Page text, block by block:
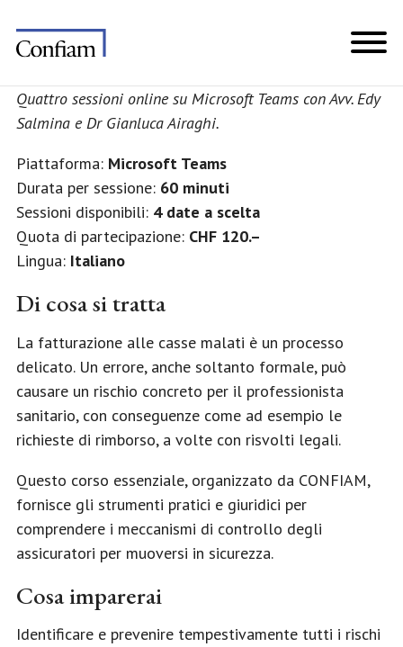
Quattro sessioni online su Microsoft Teams con Avv. Edy
Salmina e Dr Gianluca Airaghi.
Piattaforma: Microsoft Teams
Durata per sessione: 60 minuti
Sessioni disponibili: 4 date a scelta
Quota di partecipazione: CHF 120.–
Lingua: Italiano
Di cosa si tratta
La fatturazione alle casse malati è un processo
delicato. Un errore, anche soltanto formale, può
causare un rischio concreto per il professionista
sanitario, con conseguenze come ad esempio le
richieste di rimborso, a volte con risvolti legali.
Questo corso essenziale, organizzato da CONFIAM,
fornisce gli strumenti pratici e giuridici per
comprendere i meccanismi di controllo degli
assicuratori per muoversi in sicurezza.
Cosa imparerai
Identificare e prevenire tempestivamente tutti i rischi